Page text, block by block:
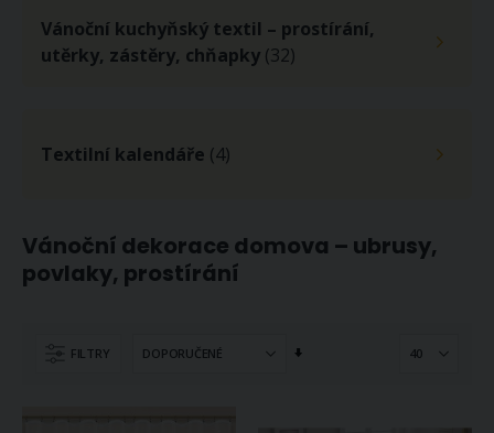
Vánoční kuchyňský textil – prostírání,
utěrky, zástěry, chňapky (32)
Textilní kalendáře (4)
Vánoční dekorace domova – ubrusy,
povlaky, prostírání
FILTRY
Nastavit